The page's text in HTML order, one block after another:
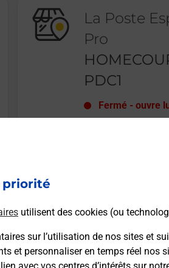
priorité
utilisent des cookies (ou
sur l’utilisation de nos sites et
et personnaliser en temps réel
La Poste
Pro
PDC1
Fermé - ouvre